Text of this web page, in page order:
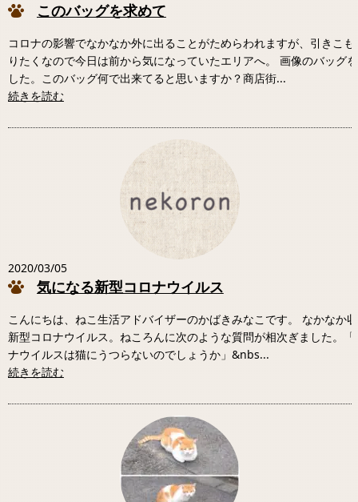
このバッグを求めて
コロナの影響でなかなか外に出ることがためらわれますが、引きこも
りたくなので今日は前から気になっていたエリアへ。 画像のバッグ
した。このバッグ何で出来てると思いますか？商店街...
続きを読む
2020/03/05
気になる新型コロナウイルス
こんにちは、ねこ生活アドバイザーのかばきみなこです。 なかなか
新型コロナウイルス。ねころんに次のような質問が相次ぎました。「
ナウイルスは猫にうつらないのでしょうか」&nbs...
続きを読む